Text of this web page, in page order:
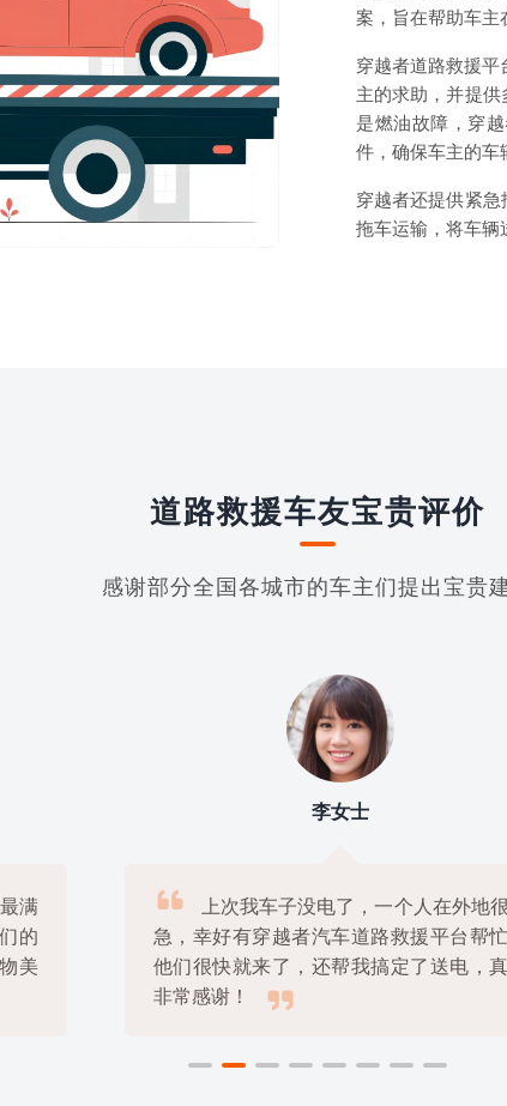
案，旨在帮助车主
穿越者道路救援
主的求助，并提
是燃油故障，穿
件，确保车主的车
穿越者还提供紧
拖车运输，将车辆
道路救援车友宝贵评价
感谢部分全国各城市的车主们提出宝贵
李女士

上次我车子没电了，一个人在外地很着
急，幸好有穿越者汽车道路救援平台帮忙，
他们很快就来了，还帮我搞定了送电，真的
非常感谢！
